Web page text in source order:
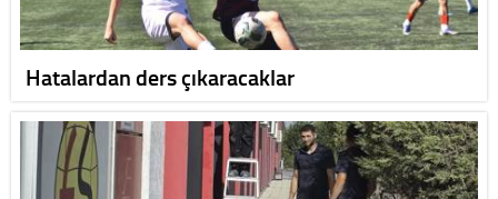
Hatalardan ders çıkaracaklar